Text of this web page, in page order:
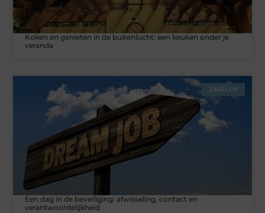
Koken en genieten in de buitenlucht: een keuken onder je
veranda
ZAKELIJK
Een dag in de beveiliging: afwisseling, contact en
verantwoordelijkheid